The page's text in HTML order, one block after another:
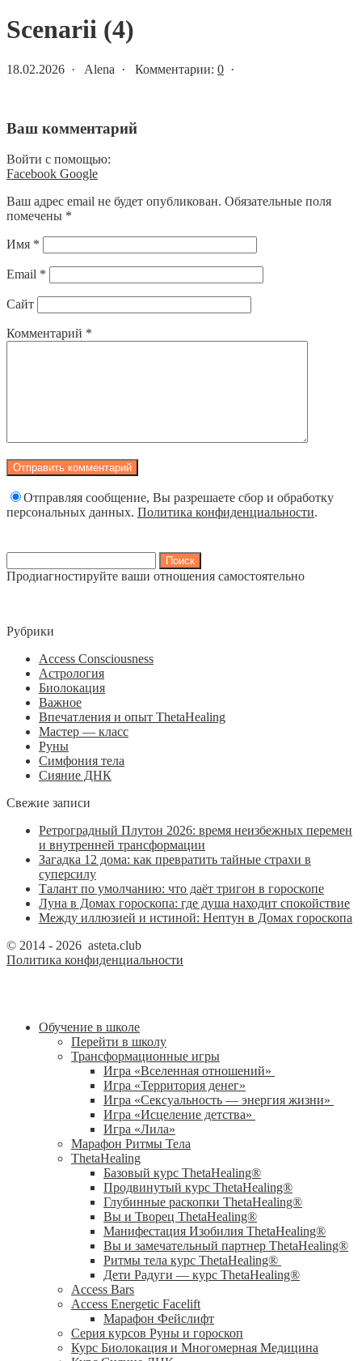
Scenarii (4)
18.02.2026 · Alena · Комментарии: 0 ·
Ваш комментарий
Войти с помощью:
Facebook Google
Ваш адрес email не будет опубликован. Обязательные поля
помечены *
Имя *
Email *
Сайт
Комментарий *
Отправляя сообщение, Вы разрешаете сбор и обработку
персональных данных. Политика конфиденциальности.
Продиагностируйте ваши отношения самостоятельно
Рубрики
Access Consciousness
Астрология
Биолокация
Важное
Впечатления и опыт ThetaHealing
Мастер — класс
Руны
Симфония тела
Сияние ДНК
Свежие записи
Ретроградный Плутон 2026: время неизбежных перемен
и внутренней трансформации
Загадка 12 дома: как превратить тайные страхи в
суперсилу
Талант по умолчанию: что даёт тригон в гороскопе
Луна в Домах гороскопа: где душа находит спокойствие
Между иллюзией и истиной: Нептун в Домах гороскопа
© 2014 - 2026 asteta.club
Политика конфиденциальности
Обучение в школе
Перейти в школу
Трансформационные игры
Игра «Вселенная отношений»
Игра «Территория денег»
Игра «Сексуальность — энергия жизни»
Игра «Исцеление детства»
Игра «Лила»
Марафон Ритмы Тела
ThetaHealing
Базовый курс ThetaHealing®
Продвинутый курс ThetaHealing®
Глубинные раскопки ThetaHealing®
Вы и Творец ThetaHealing®
Манифестация Изобилия ThetaHealing®
Вы и замечательный партнер ThetaHealing®
Ритмы тела курс ThetaHealing®
Дети Радуги — курс ThetaHealing®
Access Bars
Access Energetic Facelift
Марафон Фейслифт
Серия курсов Руны и гороскоп
Курс Биолокация и Многомерная Медицина